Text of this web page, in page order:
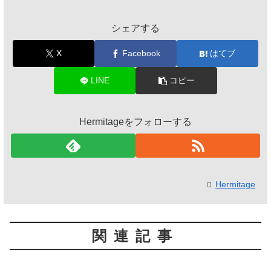
シェアする
X Facebook はてブ
LINE コピー
Hermitageをフォローする
Hermitage
関連記事